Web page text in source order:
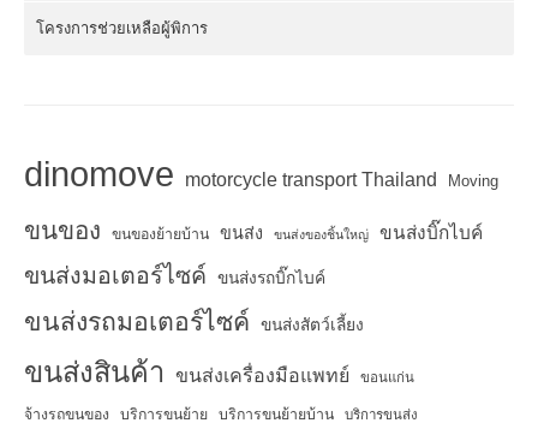
โครงการช่วยเหลือผู้พิการ
dinomove motorcycle transport Thailand Moving
ขนของ ขนของย้ายบ้าน ขนส่ง ขนส่งของชิ้นใหญ่ ขนส่งบิ๊กไบค์
ขนส่งมอเตอร์ไซค์ ขนส่งรถบิ๊กไบค์
ขนส่งรถมอเตอร์ไซค์ ขนส่งสัตว์เลี้ยง
ขนส่งสินค้า ขนส่งเครื่องมือแพทย์ ขอนแก่น
จ้างรถขนของ บริการขนย้าย บริการขนย้ายบ้าน บริการขนส่ง